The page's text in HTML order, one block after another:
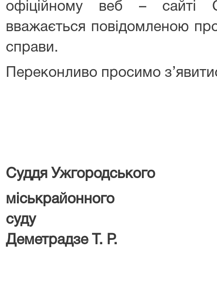
офіційному веб – сайті
вважається повідомленою
справи.
Переконливо просимо
Суддя Ужгородського
міськрайонного
Деметрадзе Т. Р.